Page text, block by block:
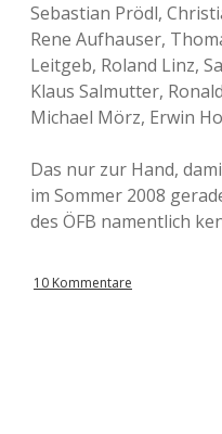
Sebastian Prödl,
Rene Aufhauser,
Leitgeb, Roland Linz,
Klaus Salmutter,
Michael Mörz, Erwin
Das nur zur Hand,
im Sommer 2008
des ÖFB namentlich
10 Kommentare